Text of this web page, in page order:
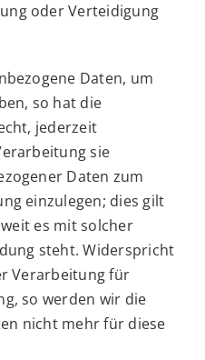
oder Verteidigung
Daten, um
so hat die
jederzeit
sie
Daten zum
einzulegen; dies gilt
es mit solcher
steht. Widerspricht
Verarbeitung für
so werden wir die
nicht mehr für diese